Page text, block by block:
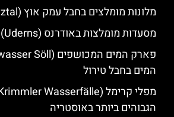
מלונות מומלצים בחבל עמק אוץ (Ötztal)
מסעדות מומלצות באודרנס (Uderns) – עמק צילרטל
המים בחבל טירול
הגבוהים ביותר באוסטריה